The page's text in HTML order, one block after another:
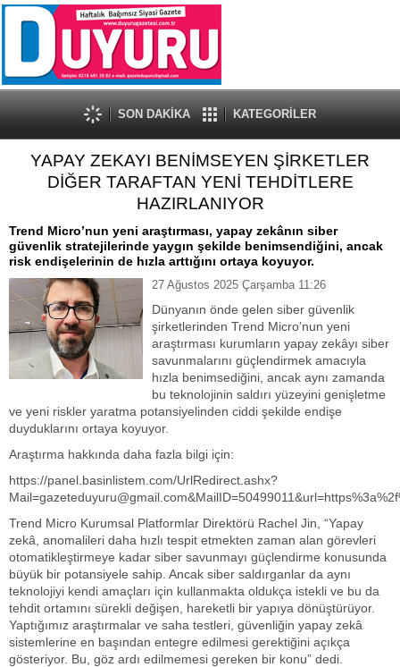
SON DAKİKA KATEGORİLER
YAPAY ZEKAYI BENİMSEYEN ŞİRKETLER
DİĞER TARAFTAN YENİ TEHDİTLERE
HAZIRLANIYOR
Trend Micro’nun yeni araştırması, yapay zekânın siber
güvenlik stratejilerinde yaygın şekilde benimsendiğini, ancak
risk endişelerinin de hızla arttığını ortaya koyuyor.
27 Ağustos 2025 Çarşamba 11:26
Dünyanın önde gelen siber güvenlik
şirketlerinden Trend Micro’nun yeni
araştırması kurumların yapay zekâyı siber
savunmalarını güçlendirmek amacıyla
hızla benimsediğini, ancak aynı zamanda
bu teknolojinin saldırı yüzeyini genişletme
ve yeni riskler yaratma potansiyelinden ciddi şekilde endişe
duyduklarını ortaya koyuyor.
Araştırma hakkında daha fazla bilgi için:
https://panel.basinlistem.com/UrlRedirect.ashx?
Mail=gazeteduyuru@gmail.com
Trend Micro Kurumsal Platformlar Direktörü Rachel Jin, “Yapay
zekâ, anomalileri daha hızlı tespit etmekten zaman alan görevleri
otomatikleştirmeye kadar siber savunmayı güçlendirme konusunda
büyük bir potansiyele sahip. Ancak siber saldırganlar da aynı
teknolojiyi kendi amaçları için kullanmakta oldukça istekli ve bu da
tehdit ortamını sürekli değişen, hareketli bir yapıya dönüştürüyor.
Yaptığımız araştırmalar ve saha testleri, güvenliğin yapay zekâ
sistemlerine en başından entegre edilmesi gerektiğini açıkça
gösteriyor. Bu, göz ardı edilmemesi gereken bir konu” dedi.